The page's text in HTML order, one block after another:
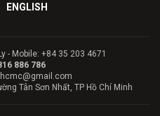
ENGLISH
- Mobile: +84 35 203 4671
886 786
Tân Sơn Nhất, TP Hồ Chí Minh